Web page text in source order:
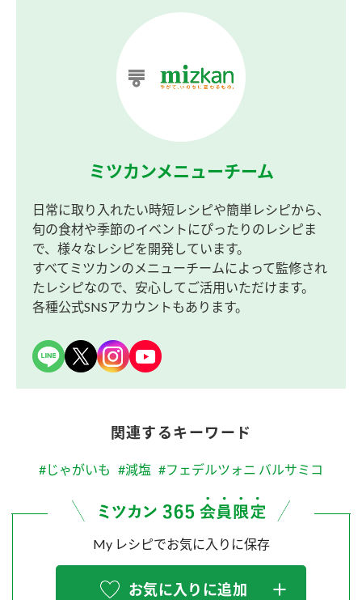
ミツカンメニューチーム
日常に取り入れたい時短レシピや簡単レシピから、
旬の食材や季節のイベントにぴったりのレシピま
で、様々なレシピを開発しています。
すべてミツカンのメニューチームによって監修され
たレシピなので、安心してご活用いただけます。
各種公式SNSアカウントもあります。
関連するキーワード
#じゃがいも #減塩 #フェデルツォニ バルサミコ
My レシピでお気に入りに保存
お気に入りに追加